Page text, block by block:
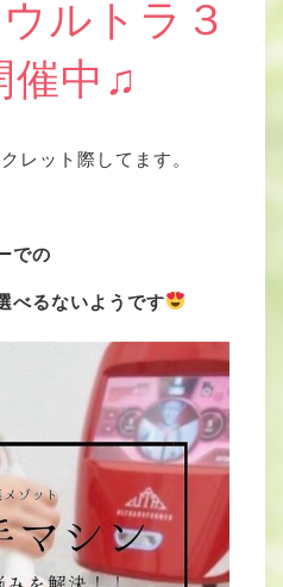
ルトラ３
催中♫
レット際してます。
での
べるないようです